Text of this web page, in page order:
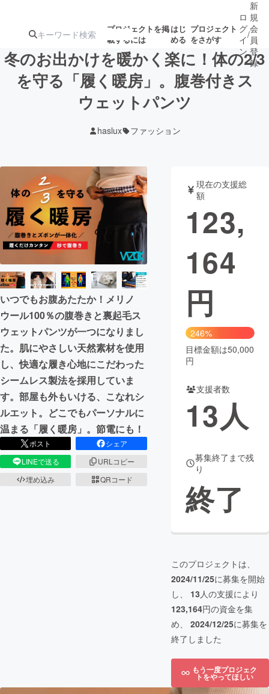
プロジェクトを掲
載するには
はじ
める
プロジェクト
をさがす
注目のリ 注目の新着プロ募集終了が近いプ
テクノロジー・ガジェット
映像・映画 書籍・雑誌
ビジネス・起業 チャレンジ
まちづくり・地域活性化
CAMPFIRE for Social Good
CAMPFIRE Creation
CAMPFIREふるさと納税machi-ya コミュニティ
ロ
グ
イ
ン
/
新
規
会
員
登
録
冬のお出かけを暖かく楽に！体の2/3
を守る「履く暖房」。腹巻付きス
ウェットパンツ
haslux ファッション
いつでもお腹あたたか！メリノ
ウール100％の腹巻きと裏起毛ス
ウェットパンツが一つになりまし
た。肌にやさしい天然素材を使用
し、快適な履き心地にこだわった
シームレス製法を採用していま
す。部屋も外もいける、こなれシ
ルエット。どこでもパーソナルに
温まる「履く暖房」。節電にも！
ポスト
シェア
LINEで送る
URLコピー
埋め込み
QRコード
現在の支援総
額
123,
164
円
246%
目標金額は50,000
円
支援者数
13人
募集終了まで残
り
終了
このプロジェクトは、
2024/11/25に募集を開始
し、 13人の支援により
123,164円の資金を集
め、 2024/12/25に募集を
終了しました
もう一度プロジェク
トをやってほしい